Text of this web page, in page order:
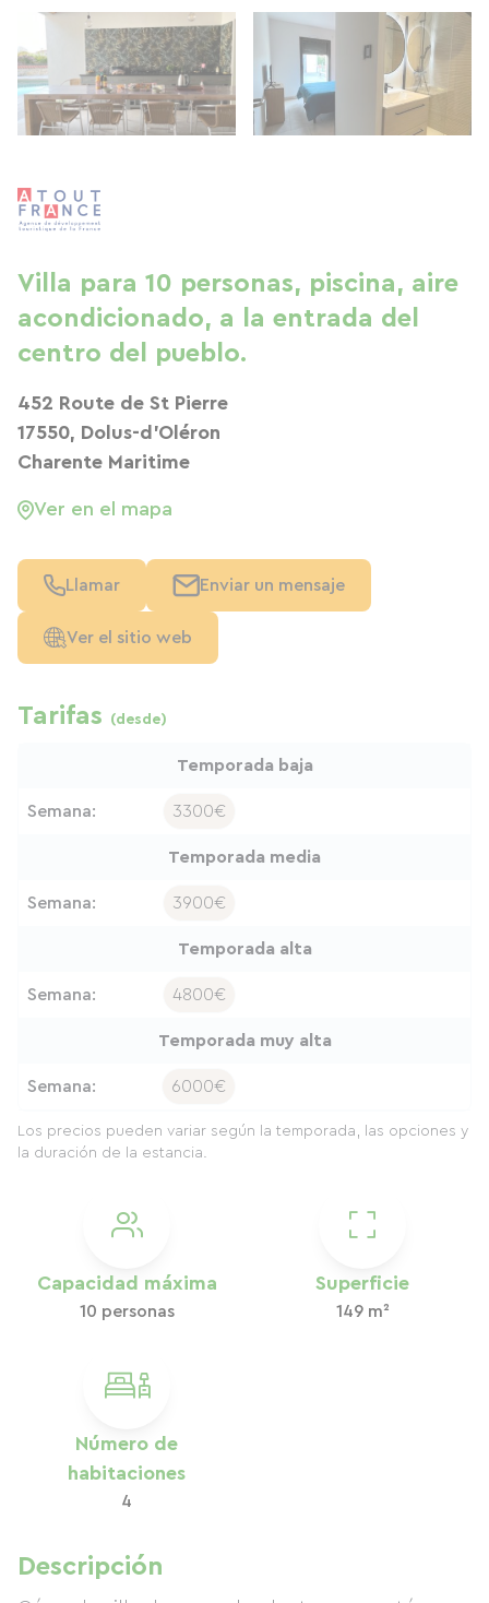
Capacidad máxima
10 personas
Superficie
149 m²
Número de
habitaciones
4
Descripción
Villa para 10 personas, piscina, aire
acondicionado, a la entrada del
centro del pueblo.
452 Route de St Pierre
17550, Dolus-d'Oléron
Charente Maritime
Ver en el mapa
Llamar Enviar un mensaje
Ver el sitio web
Tarifas (desde)
Temporada baja
Semana: 3300€
Temporada media
Semana: 3900€
Temporada alta
Semana: 4800€
Temporada muy alta
Semana: 6000€
Los precios pueden variar según la temporada, las opciones y
la duración de la estancia.